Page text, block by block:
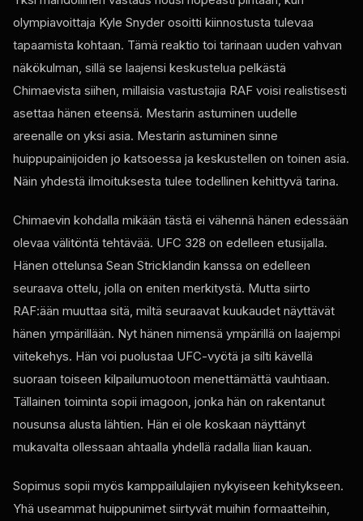
olympiavoittaja Kyle Snyder osoitti kiinnostusta tulevaa
tapaamista kohtaan. Tämä reaktio toi tarinaan uuden vahvan
näkökulman, sillä se laajensi keskustelua pelkästä
Chimaevista siihen, millaisia ​​vastustajia RAF voisi realistisesti
asettaa hänen eteensä. Mestarin astuminen uudelle
areenalle on yksi asia. Mestarin astuminen sinne
huippupainijoiden jo katsoessa ja keskustellen on toinen asia.
Näin yhdestä ilmoituksesta tulee todellinen kehittyvä tarina.
Chimaevin kohdalla mikään tästä ei vähennä hänen edessään
olevaa välitöntä tehtävää. UFC 328 on edelleen etusijalla.
Hänen ottelunsa Sean Stricklandin kanssa on edelleen
seuraava ottelu, jolla on eniten merkitystä. Mutta siirto
RAF:ään muuttaa sitä, miltä seuraavat kuukaudet näyttävät
hänen ympärillään. Nyt hänen nimensä ympärillä on laajempi
viitekehys. Hän voi puolustaa UFC-vyötä ja silti kävellä
suoraan toiseen kilpailumuotoon menettämättä vauhtiaan.
Tällainen toiminta sopii imagoon, jonka hän on rakentanut
nousunsa alusta lähtien. Hän ei ole koskaan näyttänyt
mukavalta ollessaan ahtaalla yhdellä radalla liian kauan.
Sopimus sopii myös kamppailulajien nykyiseen kehitykseen.
Yhä useammat huippunimet siirtyvät muihin formaatteihin,